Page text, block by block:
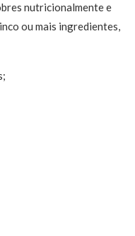
nutricionalmente e
ou mais ingredientes,